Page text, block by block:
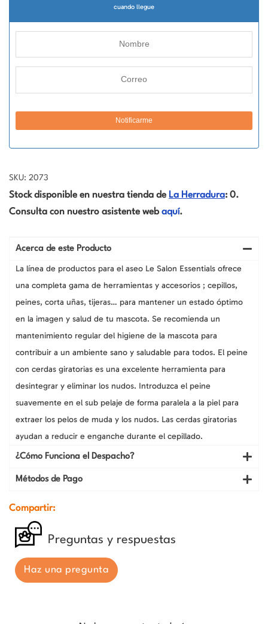
cuando llegue
SKU: 2073
Stock disponible en nuestra tienda de La Herradura: 0.
Consulta con nuestro asistente web aquí.
Acerca de este Producto
La línea de productos para el aseo Le Salon Essentials ofrece
una completa gama de herramientas y accesorios ; cepillos,
peines, corta uñas, tijeras… para mantener un estado óptimo
en la imagen y salud de tu mascota. Se recomienda un
mantenimiento regular del higiene de la mascota para
contribuir a un ambiente sano y saludable para todos. El peine
con cerdas giratorias es una excelente herramienta para
desintegrar y eliminar los nudos. Introduzca el peine
suavemente en el sub pelaje de forma paralela a la piel para
extraer los pelos de muda y los nudos. Las cerdas giratorias
ayudan a reducir e enganche durante el cepillado.
¿Cómo Funciona el Despacho?
Métodos de Pago
Compartir:
Preguntas y respuestas
Haz una pregunta